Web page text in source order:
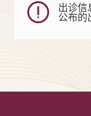
出诊信
公布的